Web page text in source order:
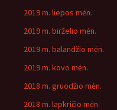
2019 m. liepos mėn.
2019 m. birželio mėn.
2019 m. balandžio mėn.
2019 m. kovo mėn.
2018 m. gruodžio mėn.
2018 m. lapkričio mėn.